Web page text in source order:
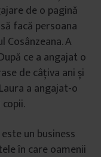
de o pagină
facă persoana
Cosânzeana. A
ce a angajat o
de câțiva ani și
a angajat-o
un business
în care oamenii